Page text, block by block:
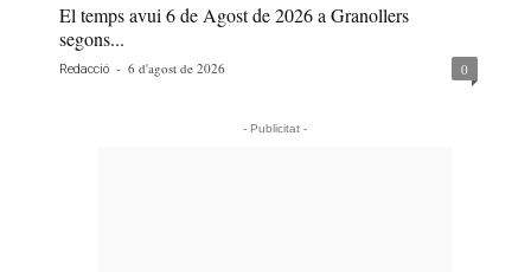
El temps avui 6 de Agost de 2026 a Granollers
segons...
Redacció - 6 d'agost de 2026 0
- Publicitat -